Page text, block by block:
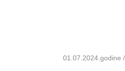
01.07.2024.godine